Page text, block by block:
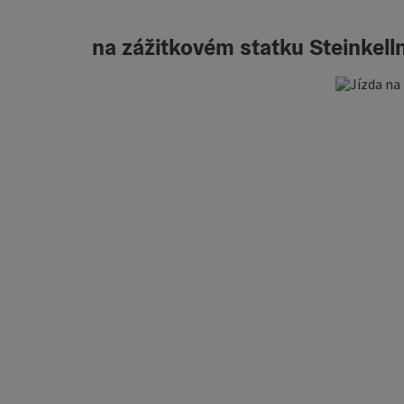
na zážitkovém statku